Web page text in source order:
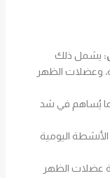
يشمل ذلك
وعضلات الظهر
يُساهم في شد
اليومية
عضلات الظهر